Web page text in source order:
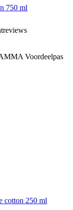
750 ml
Voordeelpas
cotton 250 ml